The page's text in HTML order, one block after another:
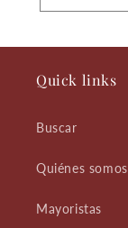
Quick links
Buscar
Quiénes somos
Mayoristas